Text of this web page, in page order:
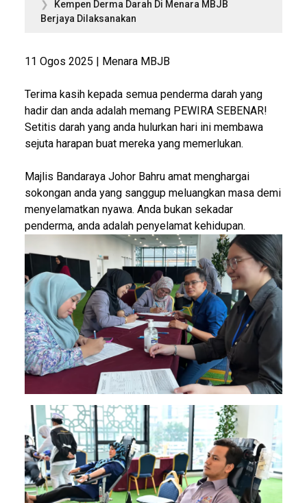
Kempen Derma Darah Di Menara MBJB
Berjaya Dilaksanakan
11 Ogos 2025 | Menara MBJB
Terima kasih kepada semua penderma darah yang
hadir dan anda adalah memang PEWIRA SEBENAR!
Setitis darah yang anda hulurkan hari ini membawa
sejuta harapan buat mereka yang memerlukan.
Majlis Bandaraya Johor Bahru amat menghargai
sokongan anda yang sanggup meluangkan masa demi
menyelamatkan nyawa. Anda bukan sekadar
penderma, anda adalah penyelamat kehidupan.
Image